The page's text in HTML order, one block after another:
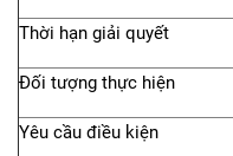
Thời hạn giải quyết
Đối tượng thực hiện
Yêu cầu điều kiện